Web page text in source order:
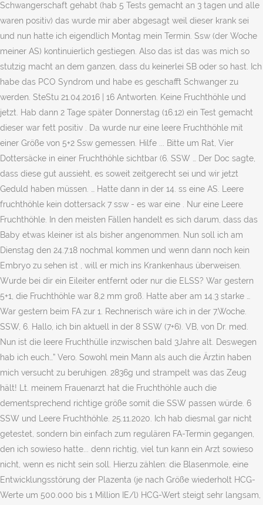
Schwangerschaft gehabt (hab 5 Tests gemacht an 3 tagen und alle
waren positiv) das wurde mir aber abgesagt weil dieser krank sei
und nun hatte ich eigendlich Montag mein Termin. Ssw (der Woche
meiner AS) kontinuierlich gestiegen. Also das ist das was mich so
stutzig macht an dem ganzen, dass du keinerlei SB oder so hast. Ich
habe das PCO Syndrom und habe es geschafft Schwanger zu
werden. SteStu 21.04.2016 | 16 Antworten. Keine Fruchthöhle und
jetzt. Hab dann 2 Tage später Donnerstag (16.12) ein Test gemacht
dieser war fett positiv . Da wurde nur eine leere Fruchthöhle mit
einer Größe von 5+2 Ssw gemessen. Hilfe ... Bitte um Rat, Vier
Dottersäcke in einer Fruchthöhle sichtbar (6. SSW … Der Doc sagte,
dass diese gut aussieht, es soweit zeitgerecht sei und wir jetzt
Geduld haben müssen. … Hatte dann in der 14. ss eine AS. Leere
fruchthöhle kein dottersack 7 ssw - es war eine . Nur eine Leere
Fruchthöhle. In den meisten Fällen handelt es sich darum, dass das
Baby etwas kleiner ist als bisher angenommen. Nun soll ich am
Dienstag den 24.7.18 nochmal kommen und wenn dann noch kein
Embryo zu sehen ist , will er mich ins Krankenhaus überweisen.
Wurde bei dir ein Eileiter entfernt oder nur die ELSS? War gestern
5+1, die Fruchthöhle war 8,2 mm groß. Hatte aber am 14.3 starke …
War gestern beim FA zur 1. Rechnerisch wäre ich in der 7.Woche.
SSW, 6. Hallo, ich bin aktuell in der 8 SSW (7+6). VB, von Dr. med.
Nun ist die leere Fruchthülle inzwischen bald 3Jahre alt. Deswegen
hab ich euch…” Vero. Sowohl mein Mann als auch die Ärztin haben
mich versucht zu beruhigen. 2836g und strampelt was das Zeug
hält! Lt. meinem Frauenarzt hat die Fruchthöhle auch die
dementsprechend richtige größe somit die SSW passen würde. 6
SSW und Leere Fruchthöhle. 25.11.2020. Ich hab diesmal gar nicht
getestet, sondern bin einfach zum regulären FA-Termin gegangen,
den ich sowieso hatte... denn richtig, viel tun kann ein Arzt sowieso
nicht, wenn es nicht sein soll. Hierzu zählen: die Blasenmole, eine
Entwicklungsstörung der Plazenta (je nach Größe wiederholt HCG-
Werte um 500.000 bis 1 Million IE/l) HCG-Wert steigt sehr langsam,